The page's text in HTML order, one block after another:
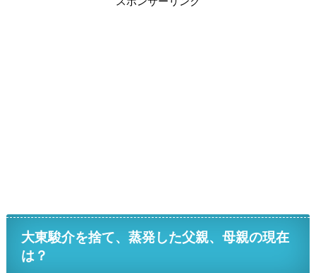
大東駿介を捨て、蒸発した父親、母親の現在
は？